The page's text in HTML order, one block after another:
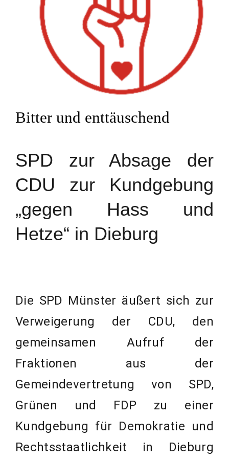
Bitter und enttäuschend
SPD zur Absage der
CDU zur Kundgebung
„gegen Hass und
Hetze“ in Dieburg
Die SPD Münster äußert sich zur
Verweigerung der CDU, den
gemeinsamen Aufruf der
Fraktionen aus der
Gemeindevertretung von SPD,
Grünen und FDP zu einer
Kundgebung für Demokratie und
Rechtsstaatlichkeit in Dieburg